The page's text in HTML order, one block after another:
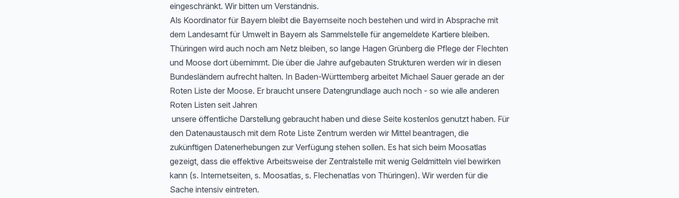
eingeschränkt. Wir bitten um Verständnis.
Als Koordinator für Bayern bleibt die Bayernseite noch bestehen und wird in Absprache mit
dem Landesamt für Umwelt in Bayern als Sammelstelle für angemeldete Kartiere bleiben.
Thüringen wird auch noch am Netz bleiben, so lange Hagen Grünberg die Pflege der Flechten
und Moose dort übernimmt. Die über die Jahre aufgebauten Strukturen werden wir in diesen
Bundesländern aufrecht halten. In Baden-Württemberg arbeitet Michael Sauer gerade an der
Roten Liste der Moose. Er braucht unsere Datengrundlage auch noch - so wie alle anderen
Roten Listen seit Jahren
unsere öffentliche Darstellung gebraucht haben und diese Seite kostenlos genutzt haben. Für
den Datenaustausch mit dem Rote Liste Zentrum werden wir Mittel beantragen, die
zukünftigen Datenerhebungen zur Verfügung stehen sollen. Es hat sich beim Moosatlas
gezeigt, dass die effektive Arbeitsweise der Zentralstelle mit wenig Geldmitteln viel bewirken
kann (s. Internetseiten, s. Moosatlas, s. Flechenatlas von Thüringen). Wir werden für die
Sache intensiv eintreten.